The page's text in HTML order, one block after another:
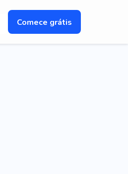
Comece grátis